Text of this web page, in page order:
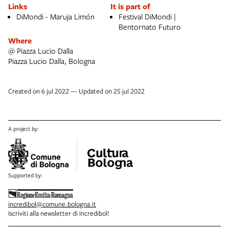
Links
DiMondi - Maruja Limón
It is part of
Festival DiMondi |
Bentornato Futuro
Where
@ Piazza Lucio Dalla
Piazza Lucio Dalla, Bologna
Created on 6 jul 2022 — Updated on 25 jul 2022
A project by:
Supported by:
incredibol@comune.bologna.it
Iscriviti alla newsletter di Incredibol!